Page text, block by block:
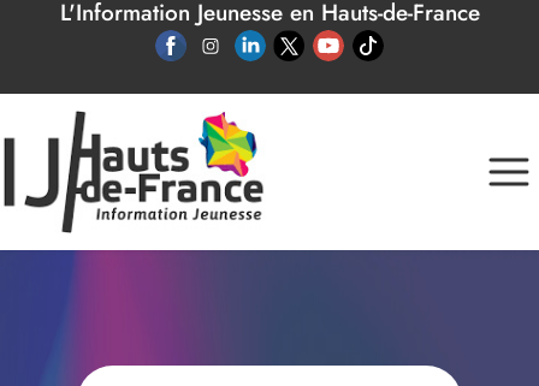
Panneau de gestion des cookies
L'Information Jeunesse en Hauts-de-France